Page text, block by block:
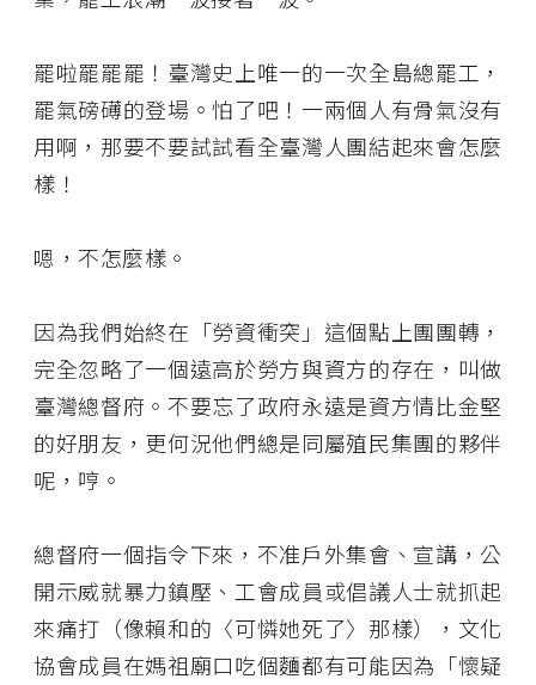
罷啦罷罷罷！臺灣史上唯一的一次全島總罷工，
罷氣磅礡的登場。怕了吧！一兩個人有骨氣沒有
用啊，那要不要試試看全臺灣人團結起來會怎麼
樣！
嗯，不怎麼樣。
因為我們始終在「勞資衝突」這個點上團團轉，
完全忽略了一個遠高於勞方與資方的存在，叫做
臺灣總督府。不要忘了政府永遠是資方情比金堅
的好朋友，更何況他們總是同屬殖民集團的夥伴
呢，哼。
總督府一個指令下來，不准戶外集會、宣講，公
開示威就暴力鎮壓、工會成員或倡議人士就抓起
來痛打（像賴和的〈可憐她死了〉那樣），文化
協會成員在媽祖廟口吃個麵都有可能因為「懷疑